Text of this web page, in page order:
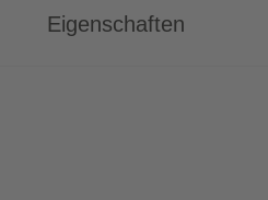
Eigenschaften